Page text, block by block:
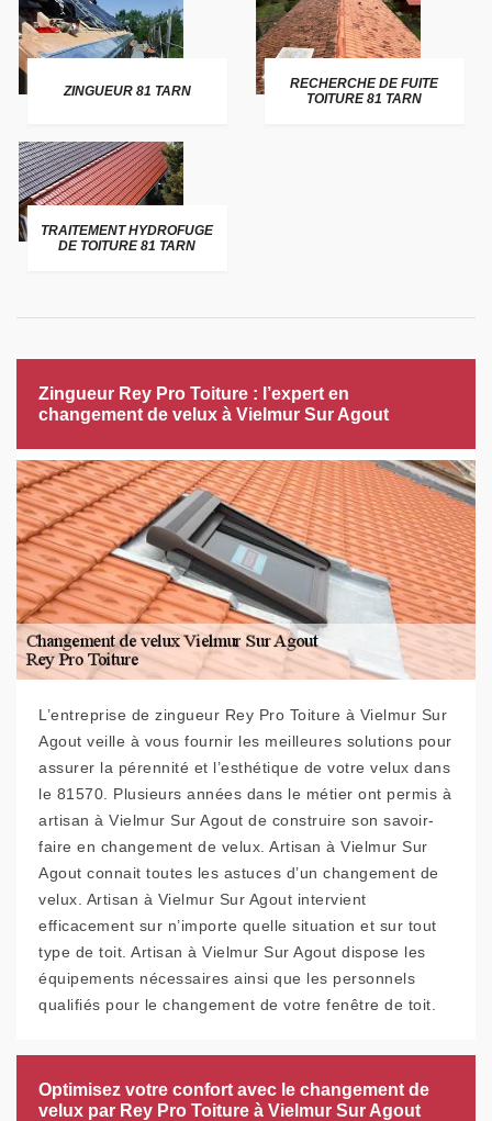
ZINGUEUR 81 TARN
RECHERCHE DE FUITE
TOITURE 81 TARN
TRAITEMENT HYDROFUGE
DE TOITURE 81 TARN
Zingueur Rey Pro Toiture : l’expert en
changement de velux à Vielmur Sur Agout
L’entreprise de zingueur Rey Pro Toiture à Vielmur Sur
Agout veille à vous fournir les meilleures solutions pour
assurer la pérennité et l’esthétique de votre velux dans
le 81570. Plusieurs années dans le métier ont permis à
artisan à Vielmur Sur Agout de construire son savoir-
faire en changement de velux. Artisan à Vielmur Sur
Agout connait toutes les astuces d’un changement de
velux. Artisan à Vielmur Sur Agout intervient
efficacement sur n’importe quelle situation et sur tout
type de toit. Artisan à Vielmur Sur Agout dispose les
équipements nécessaires ainsi que les personnels
qualifiés pour le changement de votre fenêtre de toit.
Optimisez votre confort avec le changement de
velux par Rey Pro Toiture à Vielmur Sur Agout